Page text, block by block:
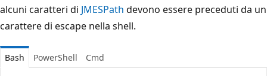
alcuni caratteri di JMESPath devono essere preceduti da un
carattere di escape nella shell.
Bash PowerShell Cmd